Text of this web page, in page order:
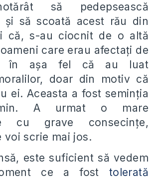
să pedepsească
și să scoată acest rău din
că, s-au ciocnit de o altă
care erau afectați de
în așa fel că au luat
doar din motiv că
ei. Aceasta a fost seminția
A urmat o mare
cu grave consecințe,
voi scrie mai jos.
este suficient să vedem
ce a fost tolerată